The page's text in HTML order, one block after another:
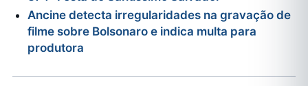
Ancine detecta irregularidades na gravação de
filme sobre Bolsonaro e indica multa para
produtora